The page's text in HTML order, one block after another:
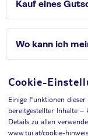
Kauf eines
Wo kann ich
Cookie-
Einige Funktionen
bereitgestellter Inhalte –
Details zu allen
www.tui.at/cookie-